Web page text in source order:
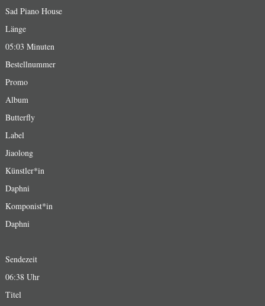
Sad Piano House
Länge
05:03 Minuten
Bestellnummer
Promo
Album
Butterfly
Label
Jiaolong
Künstler*in
Daphni
Komponist*in
Daphni
Sendezeit
06:38 Uhr
Titel